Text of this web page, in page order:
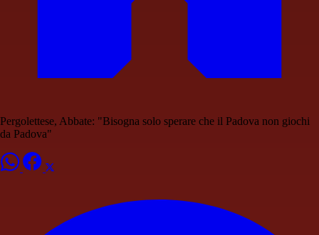
Pergolettese, Abbate: "Bisogna solo sperare che il Padova non giochi
da Padova"